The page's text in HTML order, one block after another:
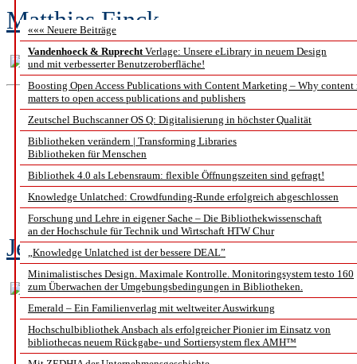
««« Neuere Beiträge
Vandenhoeck & RuprechtVerlage: Unsere eLibrary in neuem Design
und mit verbesserter Benutzeroberfläche!
Boosting Open Access Publications with Content Marketing – Why content
matters to open access publications and publishers
Zeutschel Buchscanner OS Q: Digitalisierung in höchster Qualität
Bibliotheken verändern | Transforming Libraries
Bibliotheken für Menschen
Bibliothek 4.0 als Lebensraum: flexible Öffnungszeiten sind gefragt!
Knowledge Unlatched: Crowdfunding-Runde erfolgreich abgeschlossen
Forschung und Lehre in eigener Sache – Die Bibliothekwissenschaft
an der Hochschule für Technik und Wirtschaft HTW Chur
„Knowledge Unlatched ist der bessere DEAL”
Minimalistisches Design. Maximale Kontrolle. Monitoringsystem testo 160
zum Überwachen der Umgebungsbedingungen in Bibliotheken.
Emerald – Ein Familienverlag mit weltweiter Auswirkung
Hochschulbibliothek Ansbach als erfolgreicher Pionier im Einsatz von
bibliothecas neuem Rückgabe- und Sortiersystem flex AMH™
Matthias Finck
Fit
das
der
Jessica Kaiser und Annette Klein